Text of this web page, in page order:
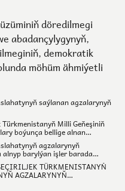
döredilmegi
abadançylygynyň,
demokratik
möhüm ähmiýetli
saýlanan agzalarynyň
Milli Geňeşiniň
boýunça bellige alnan
agzalarynyň
barylýan işler barada
TÜRKMENISTANYŇ
AGZALARYNYŇ